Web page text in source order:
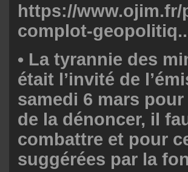
https://
complot-
• La tyrannie des
était l’invité de
samedi 6 mars
de la dénoncer, il
combattre et pour
suggérées par la